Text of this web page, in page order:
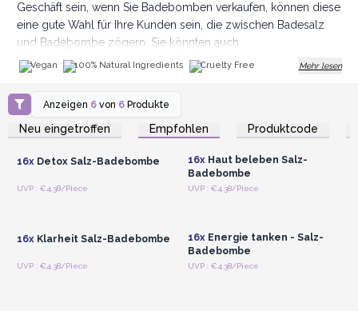
Geschäft sein, wenn Sie Badebomben verkaufen, können diese
eine gute Wahl für Ihre Kunden sein, die zwischen Badesalz
und Badebombe zögern. Sie könnten auch
Badesalzmischungen mögen. Die Heilkräfte des Salzes
eines Salzbades ist seine Fähigkeit, ein entspannendes und
beruhigendes Erlebnis zu bieten.
Vegan freundlich und tierversuchsfrei
Fachmännisch handgefertigt in England
Vegan 100% Natural Ingredients Cruelty Free Mehr lesen
Anzeigen 6 von 6 Produkte
Neu eingetroffen Empfohlen Produktcode
Anmelden oder
Registrieren für
Großhandelspreise
16xDetox Salz-Badebombe
UVP : €4.38/Piece
Registrieren für
Großhandelspreise
16xHaut beleben Salz-
Badebombe
UVP : €4.38/Piece
Anmelden oder
16xKlarheit Salz-Badebombe
UVP : €4.38/Piece
Anmelden oder
16xEnergie tanken - Salz-
Badebombe
UVP : €4.38/Piece
Anmelden oder
Anmelden oder